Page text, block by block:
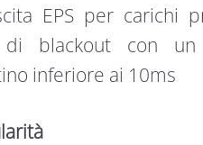
EPS per carichi
di blackout con
inferiore ai 10ms